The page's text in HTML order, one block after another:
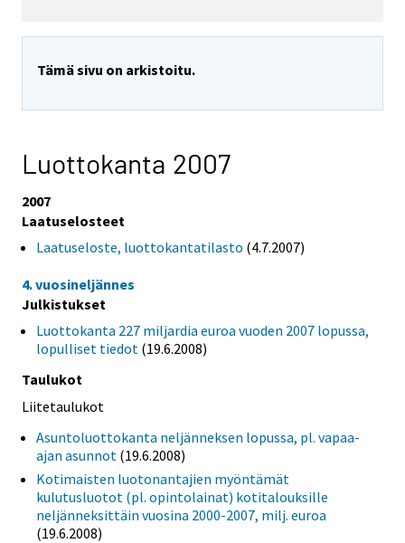
Tämä sivu on arkistoitu.
Luottokanta 2007
2007
Laatuselosteet
Laatuseloste, luottokantatilasto (4.7.2007)
4. vuosineljännes
Julkistukset
Luottokanta 227 miljardia euroa vuoden 2007 lopussa,
lopulliset tiedot (19.6.2008)
Taulukot
Liitetaulukot
Asuntoluottokanta neljänneksen lopussa, pl. vapaa-
ajan asunnot (19.6.2008)
Kotimaisten luotonantajien myöntämät
kulutusluotot (pl. opintolainat) kotitalouksille
neljänneksittäin vuosina 2000-2007, milj. euroa
(19.6.2008)